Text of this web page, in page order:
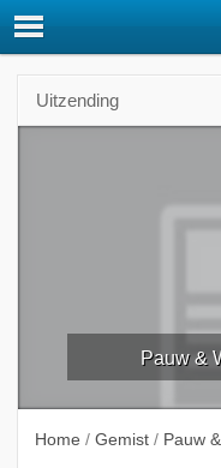
Uitzending
Pauw &
Home / Gemist / Pauw